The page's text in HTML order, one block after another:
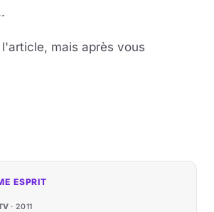
mais après vous
ESPRIT
2011